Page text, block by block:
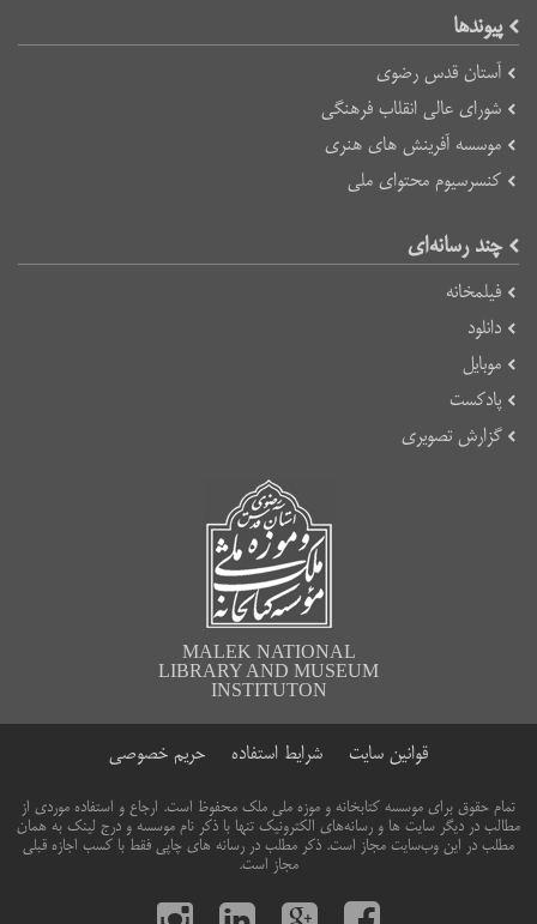
پیوند‌ها
آستان قدس رضوی
شورای عالی انقلاب فرهنگی
موسسه آفرینش های هنری
کنسرسیوم محتوای ملی
چند رسانه‌ای
فیلمخانه
دانلود
موبایل
پادکست
گزارش تصویری
MALEK NATIONAL
LIBRARY AND MUSEUM
INSTITUTON
قوانین سایت شرایط استفاده حریم خصوصی
تمام حقوق برای موسسه کتابخانه و موزه ملی ملک محفوظ است. ارجاع و استفاده موردی از
مطالب در دیگر سایت ها و رسانه‌های الکترونیک تنها با ذکر نام موسسه و درج لینک به همان
مطلب در این وب‌سایت مجاز است. ذکر مطلب در رسانه های چاپی فقط با کسب اجازه قبلی
مجاز است.